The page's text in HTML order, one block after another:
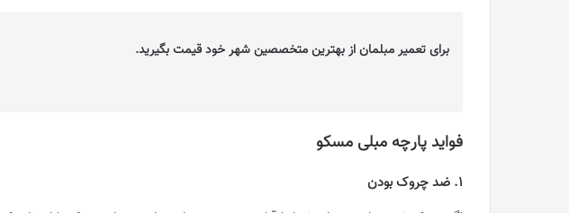
برای تعمیر مبلمان از بهترین متخصصین شهر خود قیمت بگیرید.
فواید پارچه مبلی مسکو
1. ضد چروک بودن